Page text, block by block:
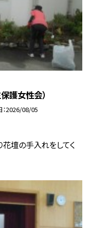
護女性会）
2026/08/05
壇の手入れをしてく